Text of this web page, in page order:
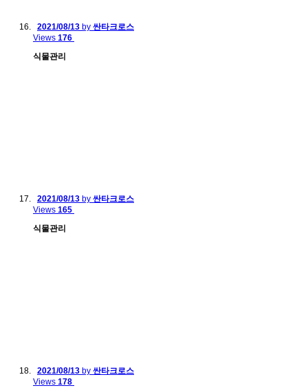
2021/08/13 by 싼타크로스
Views 176
식물관리
2021/08/13 by 싼타크로스
Views 165
식물관리
2021/08/13 by 싼타크로스
Views 178